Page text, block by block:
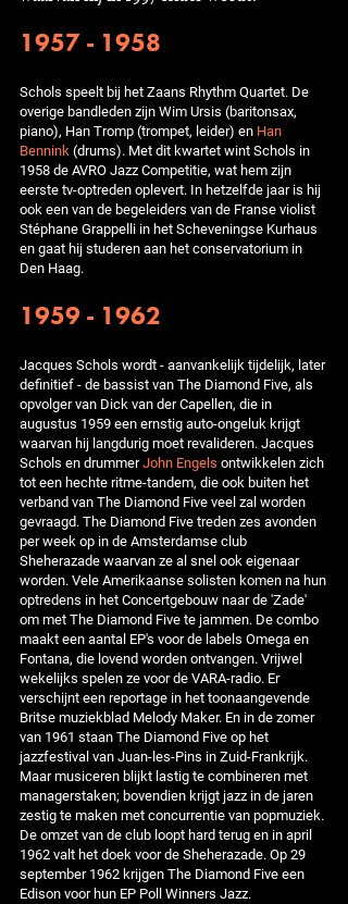
1957 - 1958
Schols speelt bij het Zaans Rhythm Quartet. De
overige bandleden zijn Wim Ursis (baritonsax,
piano), Han Tromp (trompet, leider) en Han
Bennink(drums). Met dit kwartet wint Schols in
1958 de AVRO Jazz Competitie, wat hem zijn
eerste tv-optreden oplevert. In hetzelfde jaar is hij
ook een van de begeleiders van de Franse violist
Stéphane Grappelli in het Scheveningse Kurhaus
en gaat hij studeren aan het conservatorium in
Den Haag.
1959 - 1962
Jacques Schols wordt - aanvankelijk tijdelijk, later
definitief - de bassist van The Diamond Five, als
opvolger van Dick van der Capellen, die in
augustus 1959 een ernstig auto-ongeluk krijgt
waarvan hij langdurig moet revalideren. Jacques
Schols en drummerJohn Engels ontwikkelen zich
tot een hechte ritme-tandem, die ook buiten het
verband van The Diamond Five veel zal worden
gevraagd. The Diamond Five treden zes avonden
per week op in de Amsterdamse club
Sheherazade waarvan ze al snel ook eigenaar
worden. Vele Amerikaanse solisten komen na hun
optredens in het Concertgebouw naar de 'Zade'
om met The Diamond Five te jammen. De combo
maakt een aantal EP's voor de labels Omega en
Fontana, die lovend worden ontvangen. Vrijwel
wekelijks spelen ze voor de VARA-radio. Er
verschijnt een reportage in het toonaangevende
Britse muziekblad Melody Maker. En in de zomer
van 1961 staan The Diamond Five op het
jazzfestival van Juan-les-Pins in Zuid-Frankrijk.
Maar musiceren blijkt lastig te combineren met
managerstaken; bovendien krijgt jazz in de jaren
zestig te maken met concurrentie van popmuziek.
De omzet van de club loopt hard terug en in april
1962 valt het doek voor de Sheherazade. Op 29
september 1962 krijgen The Diamond Five een
Edison voor hun EP Poll Winners Jazz.